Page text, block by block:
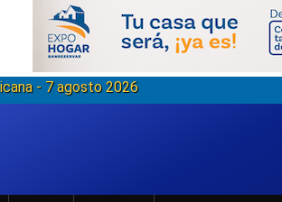
- 7 agosto 2026